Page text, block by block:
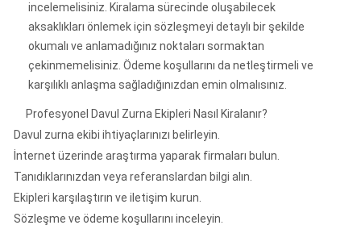
incelemelisiniz. Kiralama sürecinde oluşabilecek
aksaklıkları önlemek için sözleşmeyi detaylı bir şekilde
okumalı ve anlamadığınız noktaları sormaktan
çekinmemelisiniz. Ödeme koşullarını da netleştirmeli ve
karşılıklı anlaşma sağladığınızdan emin olmalısınız.
Profesyonel Davul Zurna Ekipleri Nasıl Kiralanır?
Davul zurna ekibi ihtiyaçlarınızı belirleyin.
İnternet üzerinde araştırma yaparak firmaları bulun.
Tanıdıklarınızdan veya referanslardan bilgi alın.
Ekipleri karşılaştırın ve iletişim kurun.
Sözleşme ve ödeme koşullarını inceleyin.